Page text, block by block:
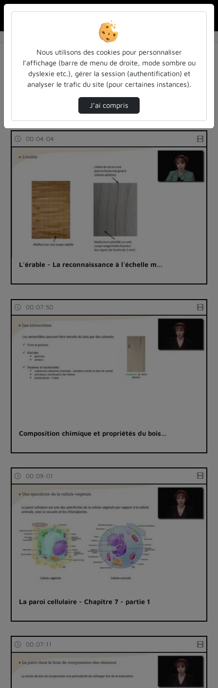
Résultats de la recherche
Filtres actifs (cliquer pour en retirer) :
Français
mooc-anatomie-du-bois
sciences-de-la-vie-biologie
79 vidéos trouvées
00:04:04
L'érable - La reconnaissance à l'échelle m…
00:07:50
Composition chimique et propriétés du bois…
00:09:01
La paroi cellulaire - Chapitre 7 - partie 1
00:07:11
Nous utilisons des cookies pour personnaliser
l’affichage (barre de menu de droite, mode sombre ou
dyslexie etc.), gérer la session (authentification) et
analyser le trafic du site (pour certaines instances).
J’ai compris